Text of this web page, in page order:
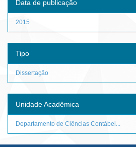
Data de publicação
2015
Tipo
Dissertação
Unidade Acadêmica
Departamento de Ciências Contábei...